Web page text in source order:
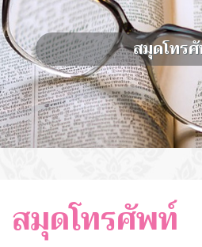
สมุดโทร
สมุดโทรศัพท์